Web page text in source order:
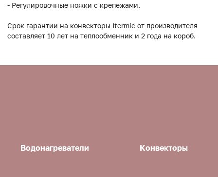
- Регулировочные ножки с крепежами.
Срок гарантии на конвекторы Itermic от производителя
составляет 10 лет на теплообменник и 2 года на короб.
Водонагреватели Конвекторы